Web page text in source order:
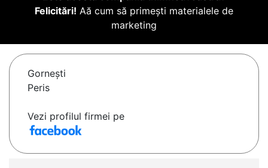
Felicitări! Aă cum să primești materialele de
marketing
Gorneşti
Peris
Vezi profilul firmei pe